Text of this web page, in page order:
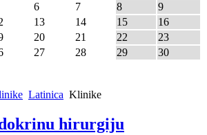
6 7 8
9
13 14 15
16
20 21 22
23
27 28 29
30
Latinica Klinike
hirurgiju